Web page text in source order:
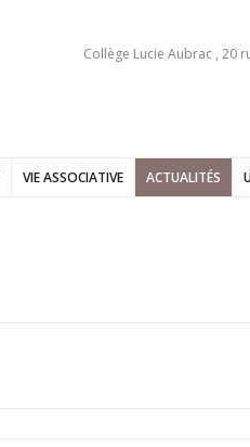
Collège Lucie Aubrac , 20
VIE ASSOCIATIVE ACTUALITÉS